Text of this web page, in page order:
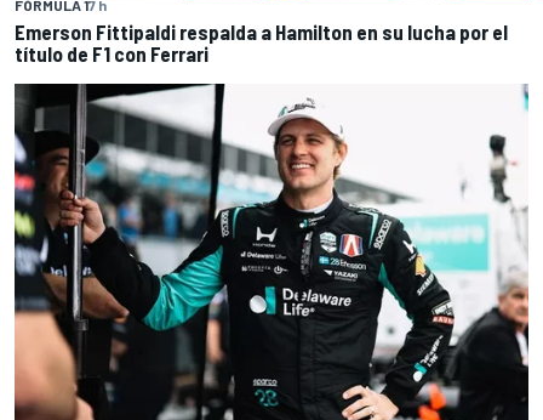
FÓRMULA 17 h
Emerson Fittipaldi respalda a Hamilton en su lucha por el
título de F1 con Ferrari